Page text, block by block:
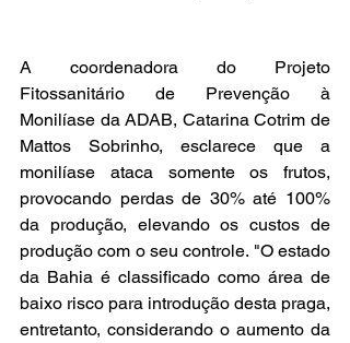
A coordenadora do Projeto
Fitossanitário de Prevenção à
Monilíase da ADAB, Catarina Cotrim de
Mattos Sobrinho, esclarece que a
monilíase ataca somente os frutos,
provocando perdas de 30% até 100%
da produção, elevando os custos de
produção com o seu controle. "O estado
da Bahia é classificado como área de
baixo risco para introdução desta praga,
entretanto, considerando o aumento da